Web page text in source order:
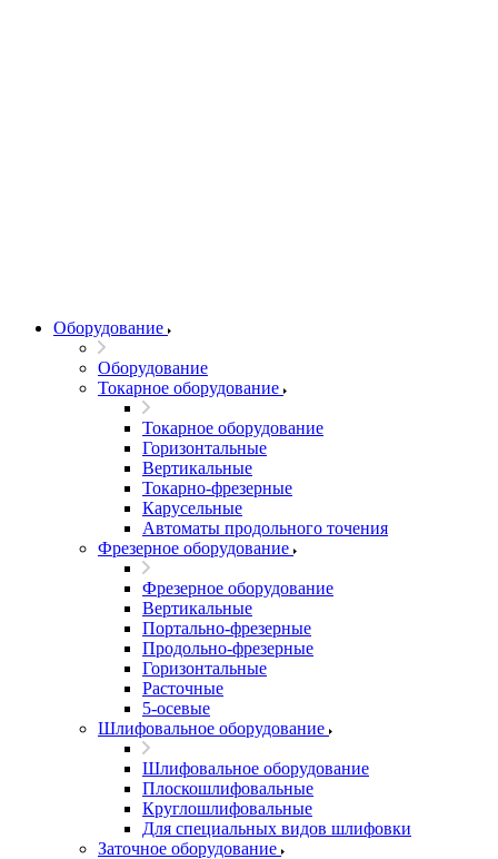
Оборудование
Оборудование
Токарное оборудование
Токарное оборудование
Горизонтальные
Вертикальные
Токарно-фрезерные
Карусельные
Автоматы продольного точения
Фрезерное оборудование
Фрезерное оборудование
Вертикальные
Портально-фрезерные
Продольно-фрезерные
Горизонтальные
Расточные
5-осевые
Шлифовальное оборудование
Шлифовальное оборудование
Плоскошлифовальные
Круглошлифовальные
Для специальных видов шлифовки
Заточное оборудование